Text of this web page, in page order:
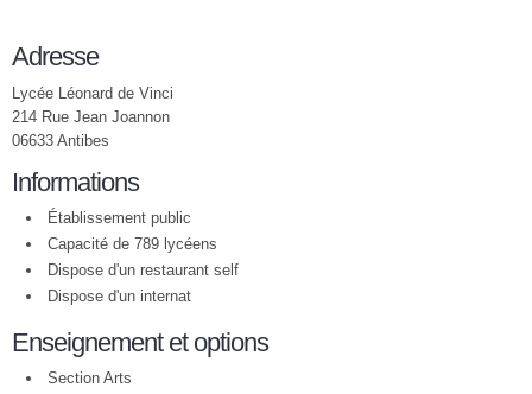
Adresse
Lycée Léonard de Vinci
214 Rue Jean Joannon
06633 Antibes
Informations
Établissement public
Capacité de 789 lycéens
Dispose d'un restaurant self
Dispose d'un internat
Enseignement et options
Section Arts